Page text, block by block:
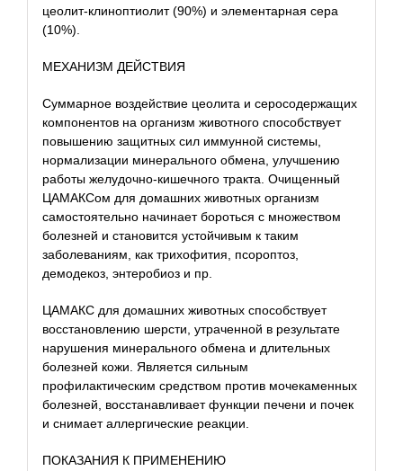
цеолит-клиноптиолит (90%) и элементарная сера
(10%).
МЕХАНИЗМ ДЕЙСТВИЯ
Суммарное воздействие цеолита и серосодержащих
компонентов на организм животного способствует
повышению защитных сил иммунной системы,
нормализации минерального обмена, улучшению
работы желудочно-кишечного тракта. Очищенный
ЦАМАКСом для домашних животных организм
самостоятельно начинает бороться с множеством
болезней и становится устойчивым к таким
заболеваниям, как трихофития, псороптоз,
демодекоз, энтеробиоз и пр.
ЦАМАКС для домашних животных способствует
восстановлению шерсти, утраченной в результате
нарушения минерального обмена и длительных
болезней кожи. Является сильным
профилактическим средством против мочекаменных
болезней, восстанавливает функции печени и почек
и снимает аллергические реакции.
ПОКАЗАНИЯ К ПРИМЕНЕНИЮ